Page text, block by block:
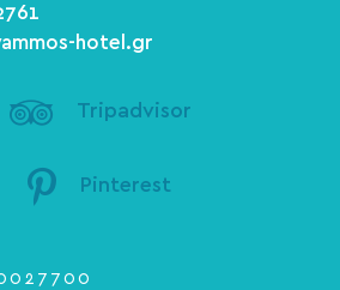
hotel.gr
Tripadvisor
Pinterest